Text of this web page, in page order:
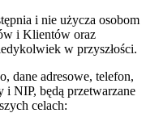
i nie użycza osobom
i Klientów oraz
w przyszłości.
dane adresowe, telefon,
NIP, będą przetwarzane
celach: